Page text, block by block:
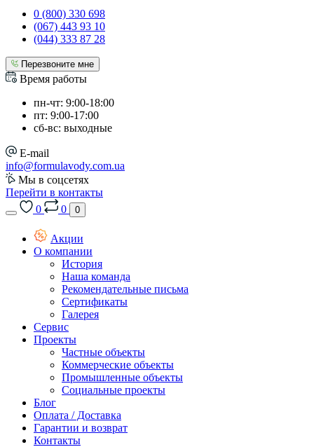
0 (800) 330 698
(067) 443 93 10
(044) 333 87 28
Перезвоните мне
Время работы
пн-чт: 9:00-18:00
пт: 9:00-17:00
сб-вс: выходные
E-mail
info@formulavody.com.ua
Мы в соцсетях
Перейти в контакты
0
0 0
Акции
О компании
История
Наша команда
Рекомендательные письма
Сертификаты
Галерея
Сервис
Проекты
Частные объекты
Коммерческие объекты
Промышленные объекты
Социальные проекты
Блог
Оплата / Доставка
Гарантии и возврат
Контакты